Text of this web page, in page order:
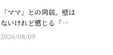
「ママ」との同居。壁は
ないけれど感じる「…
2026/08/09